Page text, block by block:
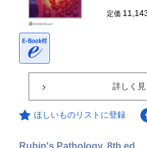
定価
詳しく見
ほしいものリストに登録